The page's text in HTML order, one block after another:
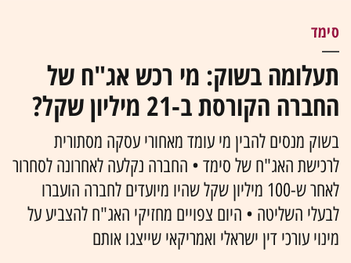
סימד
תעלומה בשוק: מי רכש אג"ח של
החברה הקורסת ב-21 מיליון שקל?
בשוק מנסים להבין מי עומד מאחורי עסקה מסתורית
לרכישת האג"ח של סימד • החברה נקלעה לאחרונה לסחרור
לאחר ש-100 מיליון שקל שהיו מיועדים לחברה הועברו
לבעלי השליטה • היום צפויים מחזיקי האג"ח להצביע על
מינוי עורכי דין ישראלי ואמריקאי שייצגו אותם